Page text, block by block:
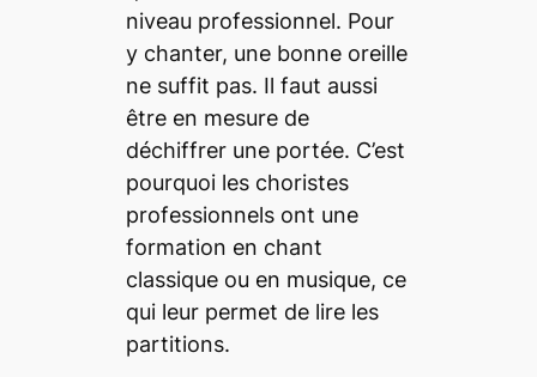
niveau professionnel. Pour
y chanter, une bonne oreille
ne suffit pas. Il faut aussi
être en mesure de
déchiffrer une portée. C’est
pourquoi les choristes
professionnels ont une
formation en chant
classique ou en musique, ce
qui leur permet de lire les
partitions.